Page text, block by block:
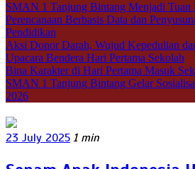
SMAN 1 Tanjung Bintang Menjadi Tuan
Perencanaan Berbasis Data dan
Pendidikan
Aksi Donor Darah, Wujud Kepedulian
Upacara Bendera Hari Pertama Sekolah
Bina Karakter di Hari Pertama Masuk
SMAN 1 Tanjung Bintang Gelar
2026
23 July 2025 1 min